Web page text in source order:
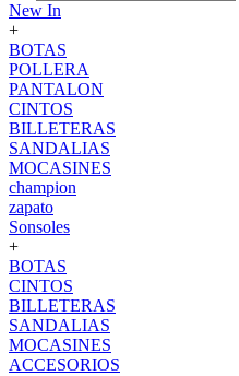
New In
+
BOTAS
POLLERA
PANTALON
CINTOS
BILLETERAS
SANDALIAS
MOCASINES
champion
zapato
Sonsoles
+
BOTAS
CINTOS
BILLETERAS
SANDALIAS
MOCASINES
ACCESORIOS